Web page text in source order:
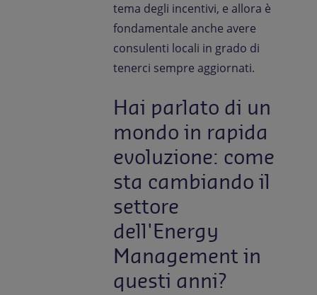
tema degli incentivi, e allora è
fondamentale anche avere
consulenti locali in grado di
tenerci sempre aggiornati.
Hai parlato di un
mondo in rapida
evoluzione: come
sta cambiando il
settore
dell'Energy
Management in
questi anni?